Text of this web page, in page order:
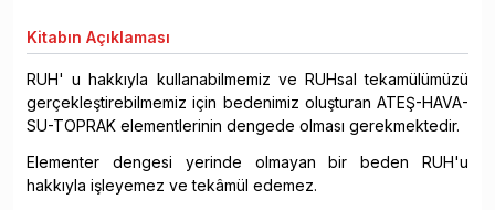
Kitabın Açıklaması
RUH' u hakkıyla kullanabilmemiz ve RUHsal tekamülümüzü
gerçekleştirebilmemiz için bedenimiz oluşturan ATEŞ-HAVA-
SU-TOPRAK elementlerinin dengede olması gerekmektedir.
Elementer dengesi yerinde olmayan bir beden RUH'u
hakkıyla işleyemez ve tekâmül edemez.